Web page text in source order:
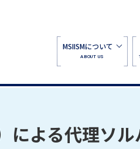
MSIISMについて
ABOUT US
による代理ソ